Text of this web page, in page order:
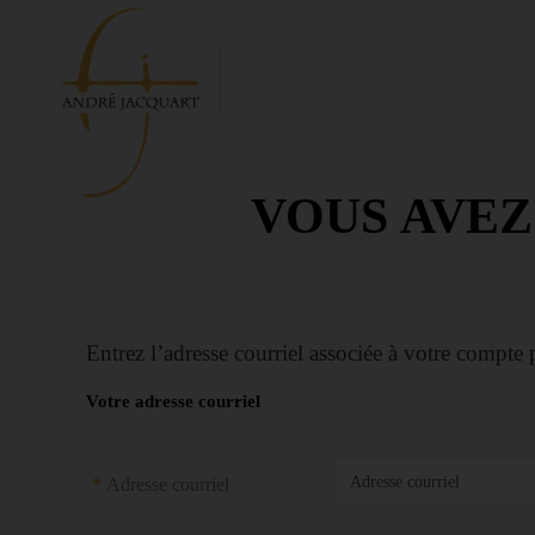
VOUS
Entrez l’adresse courriel associée à votre
Votre adresse courriel